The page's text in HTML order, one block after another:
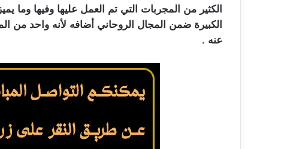
الكثير من المجربات التي تم العمل عليها وفيها وما
الكبيرة ضمن المجال الروحاني أضافه لأنه واحد من
عنه .